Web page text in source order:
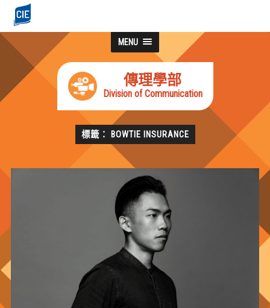
MENU
傳理學部
Division of Communication
標籤： BOWTIE INSURANCE